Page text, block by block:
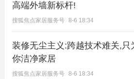
从自然维度看，京西半山区域拥
高端外墙新标杆!
搜狐焦点家居服务号 8-6 18:34
装修无尘主义:跨越技术难关,只
你洁净家居
搜狐焦点家居服务号 8-6 18:34